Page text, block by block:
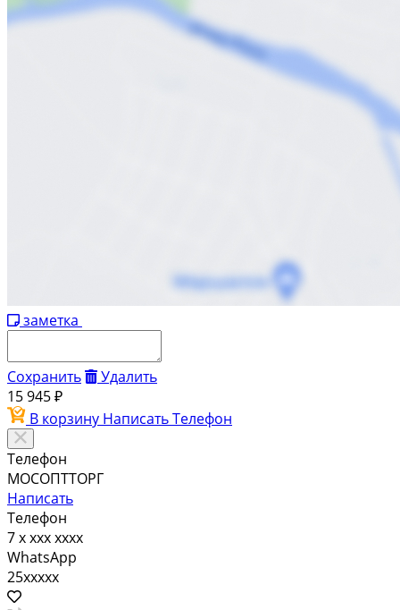
заметка
Сохранить
Удалить
15 945 ₽
В корзину НаписатьТелефон
Телефон
МОСОПТТОРГ
Написать
Телефон
7 x xxx xxxx
WhatsApp
25xxxxx